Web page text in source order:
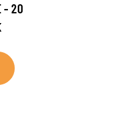
- 20